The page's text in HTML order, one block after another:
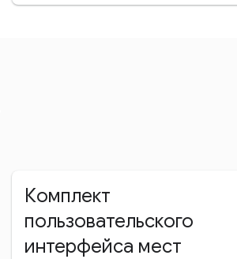
Комплект
пользовательского
интерфейса мест